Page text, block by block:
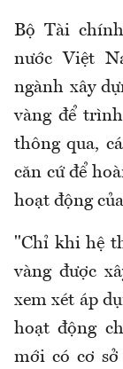
Bộ Tài
nước Việt
ngành xây
vàng để
thông qua,
căn cứ để
hoạt động
"Chỉ khi hệ
vàng được
xem xét áp
hoạt động
mới có cơ